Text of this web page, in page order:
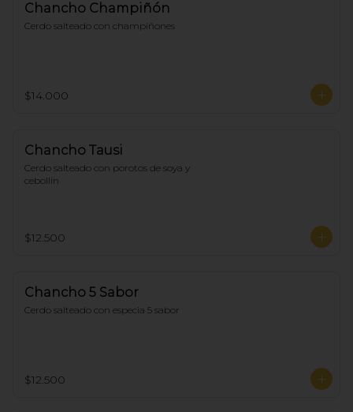
Chancho Champiñón
Cerdo salteado con champiñones
$14.000
Chancho Tausi
Cerdo salteado con porotos de soya y
cebollín
$12.500
Chancho 5 Sabor
Cerdo salteado con especia 5 sabor
$12.500